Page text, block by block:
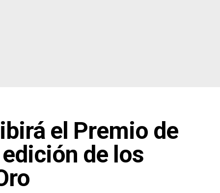
el Premio de
de los